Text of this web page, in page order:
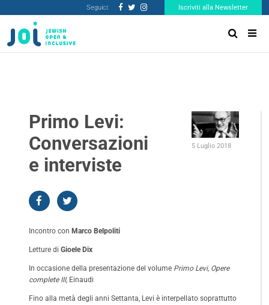
Seguici: Iscriviti alla Newsletter
Primo Levi:
Conversazioni
e interviste
5 Luglio 2018
Incontro con Marco Belpoliti
Letture di Gioele Dix
In occasione della presentazione del volume Primo Levi, Opere
complete III, Einaudi
Fino alla metà degli anni Settanta, Levi è interpellato soprattutto